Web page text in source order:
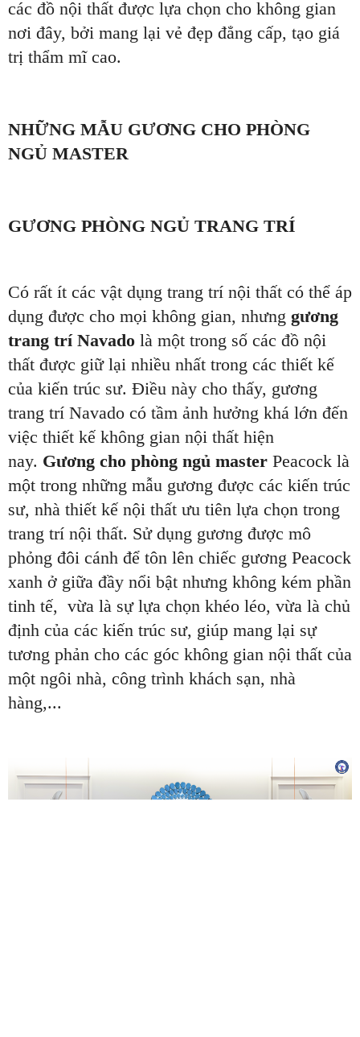
các đồ nội thất được lựa chọn cho không gian
nơi đây, bởi mang lại vẻ đẹp đẳng cấp, tạo giá
trị thẩm mĩ cao.
NHỮNG MẪU GƯƠNG CHO PHÒNG
NGỦ MASTER
GƯƠNG PHÒNG NGỦ TRANG TRÍ
Có rất ít các vật dụng trang trí nội thất có thể áp
dụng được cho mọi không gian, nhưng gương
trang trí Navado là một trong số các đồ nội
thất được giữ lại nhiều nhất trong các thiết kế
của kiến trúc sư. Điều này cho thấy, gương
trang trí Navado có tầm ảnh hưởng khá lớn đến
việc thiết kế không gian nội thất hiện
nay. Gương cho phòng ngủ master Peacock là
một trong những mẫu gương được các kiến trúc
sư, nhà thiết kế nội thất ưu tiên lựa chọn trong
trang trí nội thất. Sử dụng gương được mô
phỏng đôi cánh để tôn lên chiếc gương Peacock
xanh ở giữa đầy nổi bật nhưng không kém phần
tinh tế, vừa là sự lựa chọn khéo léo, vừa là chủ
định của các kiến trúc sư, giúp mang lại sự
tương phản cho các góc không gian nội thất của
một ngôi nhà, công trình khách sạn, nhà
hàng,...